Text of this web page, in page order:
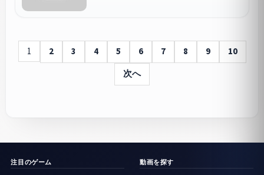
1 2 3 4 5 6 7 8 9
10
次へ
注目のゲーム 動画を探す